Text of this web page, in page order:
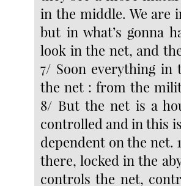
in the middle. We are
but in what’s gonna
look in the net, and
7/ Soon everything
the net : from the
8/ But the net is a
controlled and in this
dependent on the net.
there, locked in the
controls the net,